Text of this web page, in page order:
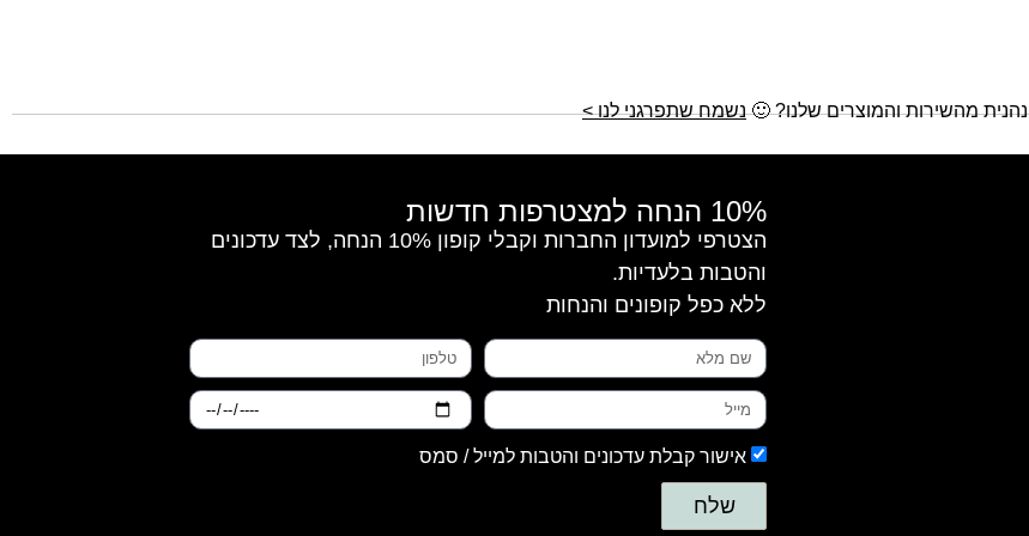
נהנית מהשירות והמוצרים שלנו?🙂 נשמח שתפרגני לנו >
10% הנחה למצטרפות חדשות
הצטרפי למועדון החברות וקבלי קופון 10% הנחה, לצד עדכונים
והטבות בלעדיות.
ללא כפל קופונים והנחות
אישור קבלת עדכונים והטבות למייל / סמס
שלח